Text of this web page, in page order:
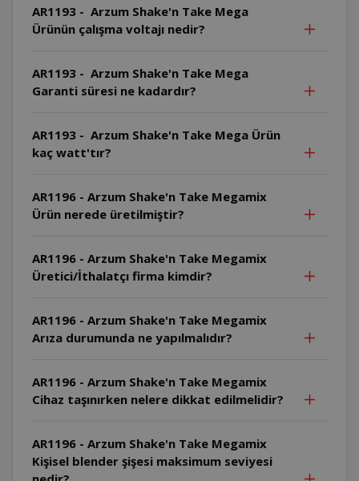
AR1193 - Arzum Shake'n Take Mega
Ürünün çalışma voltajı nedir?
AR1193 - Arzum Shake'n Take Mega
Garanti süresi ne kadardır?
AR1193 - Arzum Shake'n Take Mega Ürün
kaç watt'tır?
AR1196 - Arzum Shake'n Take Megamix
Ürün nerede üretilmiştir?
AR1196 - Arzum Shake'n Take Megamix
Üretici/İthalatçı firma kimdir?
AR1196 - Arzum Shake'n Take Megamix
Arıza durumunda ne yapılmalıdır?
AR1196 - Arzum Shake'n Take Megamix
Cihaz taşınırken nelere dikkat edilmelidir?
AR1196 - Arzum Shake'n Take Megamix
Kişisel blender şişesi maksimum seviyesi